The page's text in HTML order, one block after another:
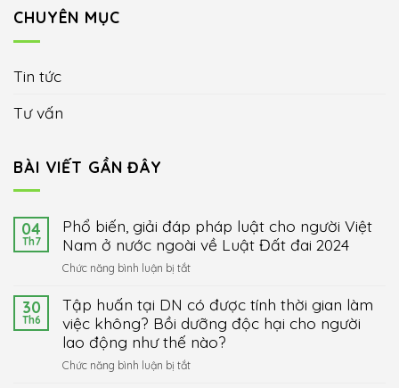
CHUYÊN MỤC
Tin tức
Tư vấn
BÀI VIẾT GẦN ĐÂY
04
Th7
Phổ biến, giải đáp pháp luật cho người Việt
Nam ở nước ngoài về Luật Đất đai 2024
Chức năng bình luận bị tắtở
biến,
giải
đáp
pháp
30
Th6
Tập huấn tại DN có được tính thời gian làm
việc không? Bồi dưỡng độc hại cho người
lao động như thế nào?
Chức năng bình luận bị tắtở